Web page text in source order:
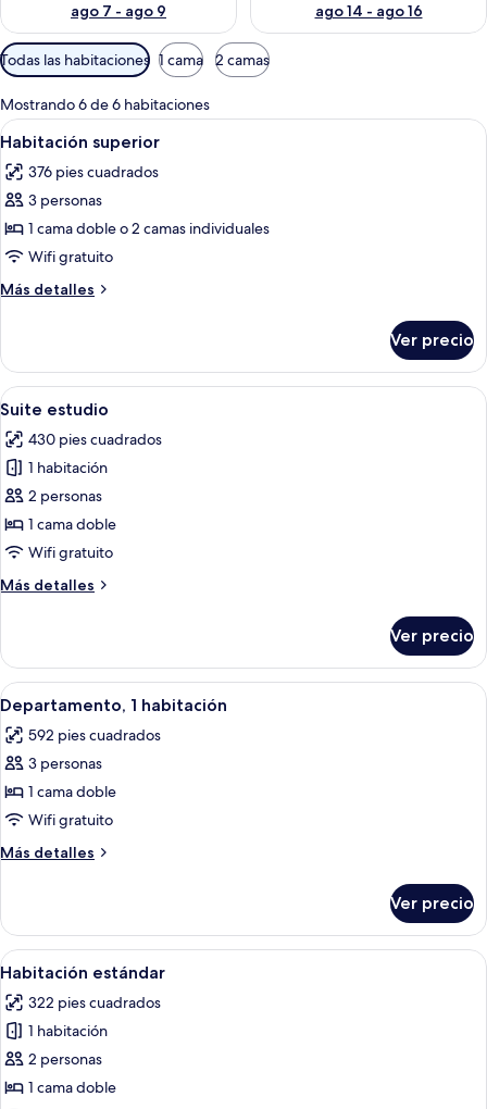
ago 7 - ago 9
ago 14 - ago 16
Filtros
disponibles
para
las
habitaciones
Todas las habitaciones 1 cama 2 camas
Mostrando 6 de 6 habitaciones
Abrir
todas
las
fotos
de
Habitación
superior
Una habitación de hotel moderna
10
Habitación superior
376 pies cuadrados
3 personas
1 cama doble o 2 camas individuales
Wifi gratuito
Más detalles
Más
superior
Ver precio
Abrir
todas
las
fotos
de
Suite
estudio
Una sala de estar moderna con
16
Suite estudio
430 pies cuadrados
1 habitación
2 personas
1 cama doble
Wifi gratuito
Más detalles
Más
estudio
Ver precio
Abrir
todas
las
fotos
de
Departamento,
1
habitación
Una cocina moderna con armarios
36
Departamento, 1 habitación
592 pies cuadrados
3 personas
1 cama doble
Wifi gratuito
Más detalles
Más
1
habitación
Ver precio
Abrir
todas
las
fotos
de
Habitación
Una habitación de hotel moderna
11
Habitación estándar
322 pies cuadrados
1 habitación
2 personas
1 cama doble